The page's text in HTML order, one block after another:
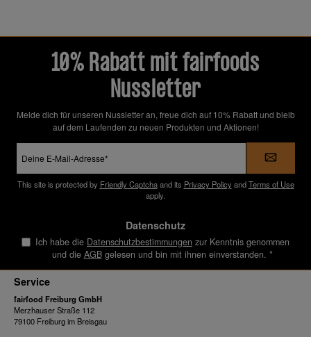
10% Rabatt mit fairfoods
Nussletter
Melde dich für unseren Nussletter an, freue dich auf 10% Rabatt und bleib
auf dem Laufenden zu neuen Produkten und Aktionen!
Mail-
*This site is protected by Friendly Captchaand its Privacy Policy andTerms of Use
apply.
Datenschutz
Ich habe die Datenschutzbestimmungen zur Kenntnis genommen
und die AGBgelesen und bin mit ihnen einverstanden. *
Service
fairfood Freiburg GmbH
Merzhauser Straße 112
79100 Freiburg im Breisgau